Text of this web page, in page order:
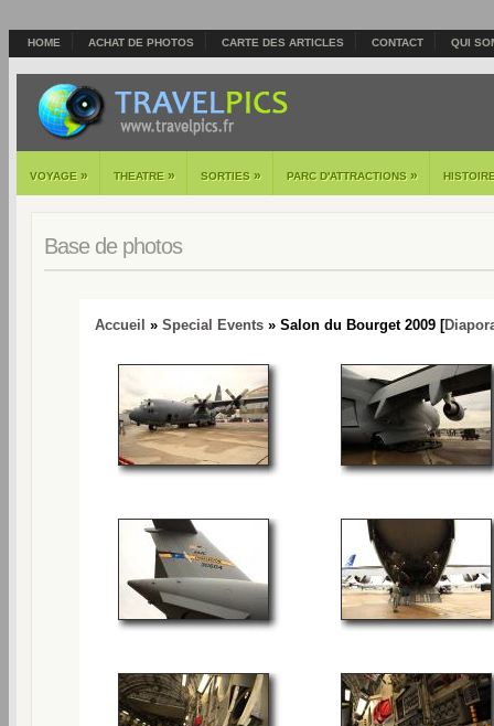
HOME ACHAT DE PHOTOS CARTE DES ARTICLES CONTACT QUI
VOYAGE » THEATRE » SORTIES » PARC D'ATTRACTIONS »
Base de photos
Accueil » Special Events » Salon du Bourget 2009 [